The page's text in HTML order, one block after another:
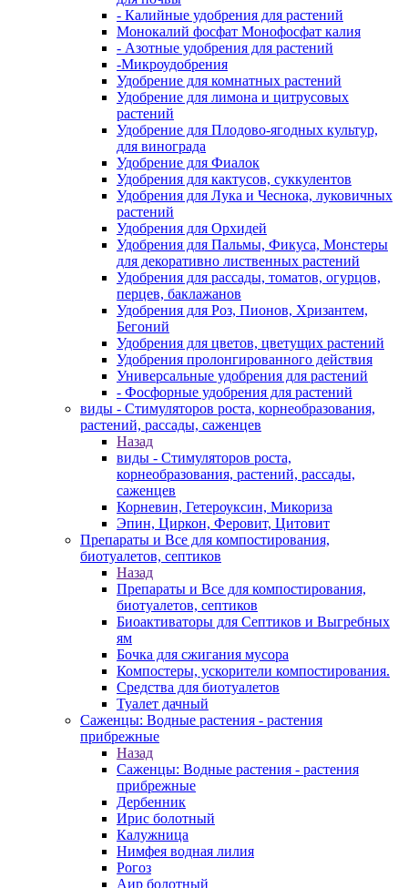
- Калийные удобрения для растений
Монокалий фосфат Монофосфат калия
- Азотные удобрения для растений
-Микроудобрения
Удобрение для комнатных растений
Удобрение для лимона и цитрусовых
растений
Удобрение для Плодово-ягодных культур,
для винограда
Удобрение для Фиалок
Удобрения для кактусов, суккулентов
Удобрения для Лука и Чеснока, луковичных
растений
Удобрения для Орхидей
Удобрения для Пальмы, Фикуса, Монстеры
для декоративно лиственных растений
Удобрения для рассады, томатов, огурцов,
перцев, баклажанов
Удобрения для Роз, Пионов, Хризантем,
Бегоний
Удобрения для цветов, цветущих растений
Удобрения пролонгированного действия
Универсальные удобрения для растений
- Фосфорные удобрения для растений
виды - Стимуляторов роста, корнеобразования,
растений, рассады, саженцев
Назад
виды - Стимуляторов роста,
корнеобразования, растений, рассады,
саженцев
Корневин, Гетероуксин, Микориза
Эпин, Циркон, Феровит, Цитовит
Препараты и Все для компостирования,
биотуалетов, септиков
Назад
Препараты и Все для компостирования,
биотуалетов, септиков
Биоактиваторы для Септиков и Выгребных
ям
Бочка для сжигания мусора
Компостеры, ускорители компостирования.
Средства для биотуалетов
Туалет дачный
Саженцы: Водные растения - растения
прибрежные
Назад
Саженцы: Водные растения - растения
прибрежные
Дербенник
Ирис болотный
Калужница
Нимфея водная лилия
Рогоз
Аир болотный